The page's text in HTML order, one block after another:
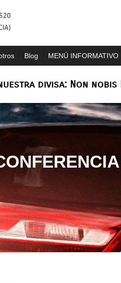
Blog MENÚ INFORMATIVO
divisa: Non